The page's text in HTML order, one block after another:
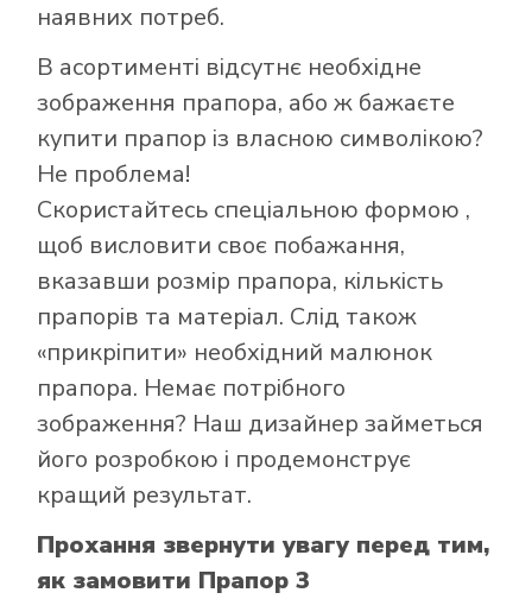
наявних потреб.
В асортименті відсутнє необхідне
зображення прапора, або ж бажаєте
купити прапор із власною символікою?
Не проблема!
Скористайтесь спеціальною формою ,
щоб висловити своє побажання,
вказавши розмір прапора, кількість
прапорів та матеріал. Слід також
«прикріпити» необхідний малюнок
прапора. Немає потрібного
зображення? Наш дизайнер займеться
його розробкою і продемонструє
кращий результат.
Прохання звернути увагу перед тим,
як замовити Прапор 3
Як купити прапор
в інтернет-
магазині Лакор: